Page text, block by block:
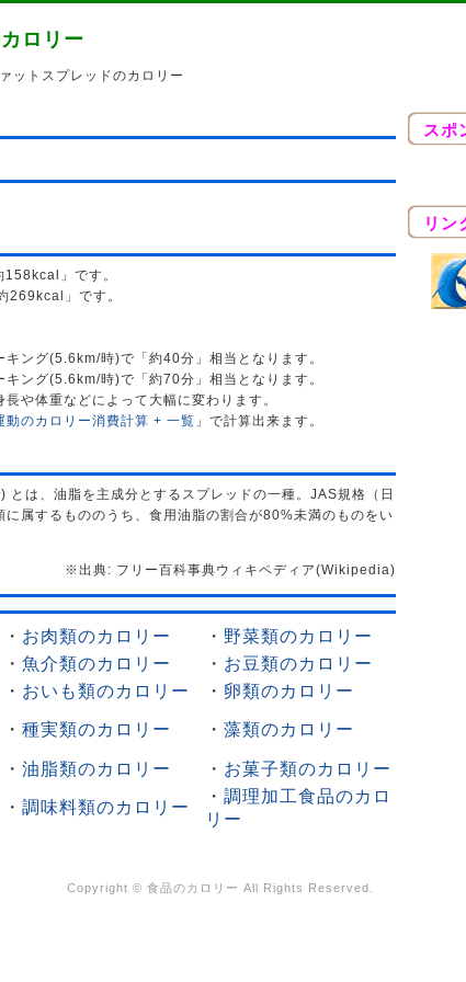
ロリー
ットスプレッドのカロリー
」です。
269kcal」です。
キング(5.6km/時)で「約40分」相当となります。
キング(5.6km/時)で「約70分」相当となります。
や体重などによって大幅に変わります。
動のカロリー消費計算 + 一覧 」で計算出来ます。
は、油脂を主成分とするスプレッドの一種。JAS規格（日
属するもののうち、食用油脂の割合が80%未満のものをい
※出典: フリー百科事典ウィキペディア(Wikipedia)
・ お肉類のカロリー ・ 野菜類のカロリー
・ 魚介類のカロリー ・ お豆類のカロリー
・ おいも類のカロリー ・ 卵類のカロリー
・ 種実類のカロリー ・ 藻類のカロリー
・ 油脂類のカロリー ・ お菓子類のカロリー
・ 調味料類のカロリー
・ 調理加工食品のカロ
リー
スポ
リン
Copyright © 食品のカロリー All Rights Reserved.